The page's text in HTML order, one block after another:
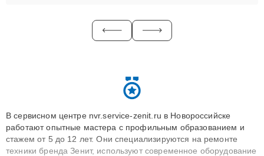
В сервисном центре nvr.service-zenit.ru в Новороссийске
работают опытные мастера с профильным образованием и
стажем от 5 до 12 лет. Они специализируются на ремонте
техники бренда Зенит, используют современное оборудование